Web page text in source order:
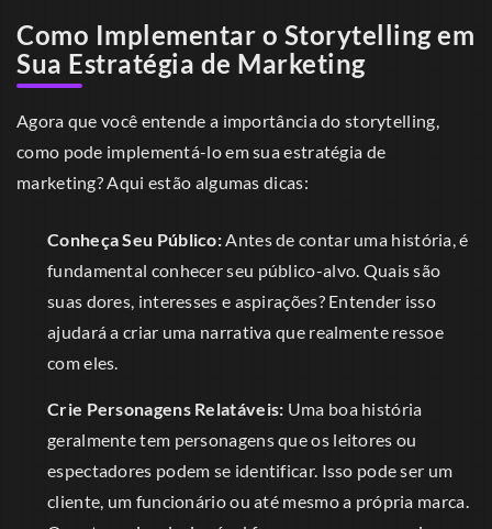
Como Implementar o Storytelling em
Sua Estratégia de Marketing
Agora que você entende a importância do storytelling,
como pode implementá-lo em sua estratégia de
marketing? Aqui estão algumas dicas:
Conheça Seu Público:Antes de contar uma história, é
fundamental conhecer seu público-alvo. Quais são
suas dores, interesses e aspirações? Entender isso
ajudará a criar uma narrativa que realmente ressoe
com eles.
Crie Personagens Relatáveis: Uma boa história
geralmente tem personagens que os leitores ou
espectadores podem se identificar. Isso pode ser um
cliente, um funcionário ou até mesmo a própria marca.